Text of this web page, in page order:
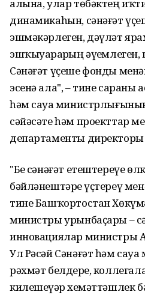
алына, улар төбәктең
динамикаһын, сәнәғәт
эшмәкәрлеген, дәүләт
эшҡыуарҙарҙың
Сәнәғәт үҫеше фонды менән
эсенә ала", – тине сараны
һәм сауҙа
сәйәсәте һәм проекттар
департаменты директоры
"Беҙ сәнәғәт етештереүе
бәйләнештәрҙе үҫтереү
тине Башҡортостан
министры урынбаҫары –
инновациялар министры
Ул Рәсәй Сәнәғәт һәм
рәхмәт белдерҙе,
килешеүҙәр хеҙмәттәшлек